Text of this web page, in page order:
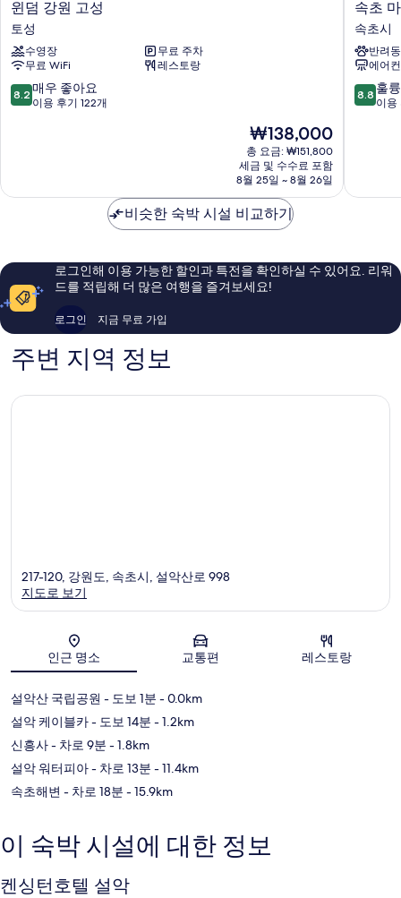
윈
덤
강
원
고
성
토
윈덤 강원 고성
토성
수영장
무료 주차
무료 WiFi
레스토랑
10
점
매
요,
용
후
개
8.2 매우 좋아요
이용 후기 122개
현
재
요
금
₩138,000
₩138,000
총 요금: ₩151,800
세금 및 수수료 포함
8월 25일 ~ 8월 26일
속
초
마
리
비
스
타
속초
속초시
반려
에어컨
10
점
훌
이
용
8.8 훌
이용
비슷한 숙박 시설 비교하기
로그인해 이용 가능한 할인과 특전을 확인하실 수 있어요. 리워
드를 적립해 더 많은 여행을 즐겨보세요!
로그인 지금 무료 가입
주변 지역 정보
지도
217-120, 강원도, 속초시, 설악산로 998
지도로 보기
인근 명소 교통편 레스토랑
설악산 국립공원 - 도보 1분 - 0.0km
설악 케이블카- 도보 14분 - 1.2km
신흥사- 차로 9분 - 1.8km
설악 워터피아- 차로 13분 - 11.4km
속초해변 - 차로 18분 - 15.9km
이 숙박 시설에 대한 정보
켄싱턴호텔 설악